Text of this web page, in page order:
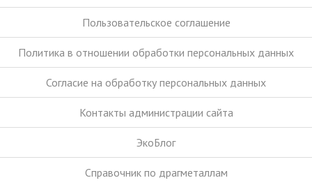
Пользовательское соглашение
Политика в отношении обработки персональных данных
Согласие на обработку персональных данных
Контакты администрации сайта
ЭкоБлог
Справочник по драгметаллам